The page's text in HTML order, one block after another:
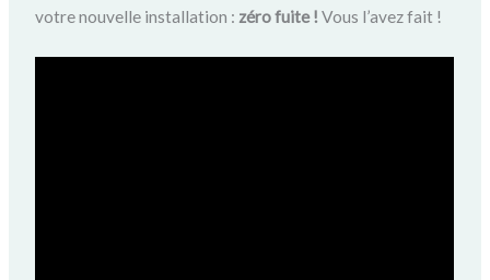
votre nouvelle installation : zéro fuite ! Vous l’avez fait !